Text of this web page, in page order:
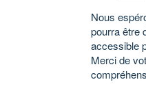
Nous
pourra être
accessible
Merci de